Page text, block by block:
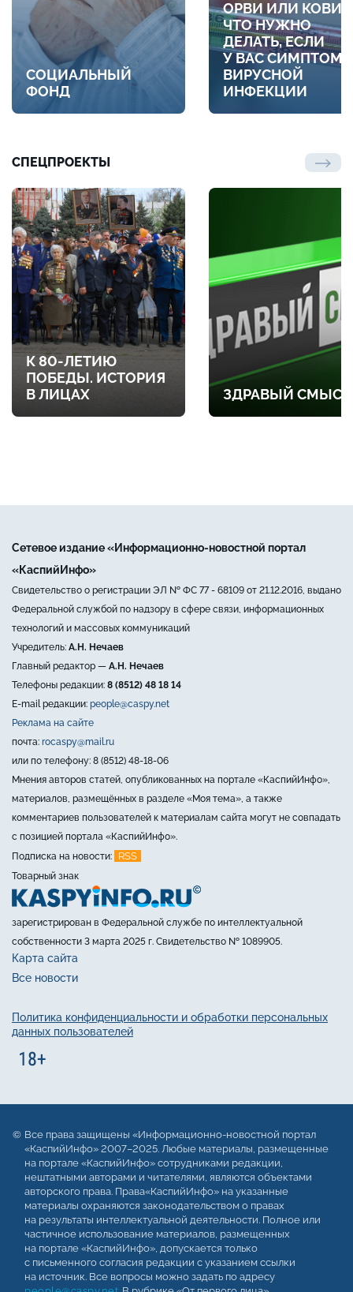
СОЦИАЛЬНЫЙ
ФОНД
ОРВИ ИЛИ
ЧТО НУЖНО
ДЕЛАТЬ, ЕСЛИ
У ВАС
ВИРУСНОЙ
ИНФЕКЦИИ
СПЕЦПРОЕКТЫ
К 80-ЛЕТИЮ
ПОБЕДЫ. ИСТОРИЯ
В ЛИЦАХ
ЗДРАВЫЙ СМЫСЛ
Сетевое издание «Информационно-новостной портал
«КаспийИнфо»
Свидетельство о регистрации ЭЛ № ФС 77 - 68109 от 21.12.2016, выдано
Федеральной службой по надзору в сфере связи, информационных
технологий и массовых коммуникаций
Учредитель: А.Н. Нечаев
Главный редактор — А.Н. Нечаев
Телефоны редакции: 8 (8512) 48 18 14
E-mail редакции: people@caspy.net
Реклама на сайте
почта: rocaspy@mail.ru
или по телефону: 8 (8512) 48-18-06
Мнения авторов статей, опубликованных на портале «КаспийИнфо»,
материалов, размещённых в разделе «Моя тема», а также
комментариев пользователей к материалам сайта могут не совпадать
с позицией портала «КаспийИнфо».
Подписка на новости:
RSS
Товарный знак
зарегистрирован в Федеральной службе по интеллектуальной
собственности 3 марта 2025 г. Свидетельство № 1089905.
Карта сайта
Все новости
Политика конфиденциальности и обработки персональных
данных пользователей
Все права защищены «Информационно-новостной портал
«КаспийИнфо» 2007–2025. Любые материалы, размещенные
на портале «КаспийИнфо» сотрудниками редакции,
нештатными авторами и читателями, являются объектами
авторского права. Права«КаспийИнфо» на указанные
материалы охраняются законодательством о правах
на результаты интеллектуальной деятельности. Полное или
частичное использование материалов, размещенных
на портале «КаспийИнфо», допускается только
с письменного согласия редакции с указанием ссылки
на источник. Все вопросы можно задать по адресу